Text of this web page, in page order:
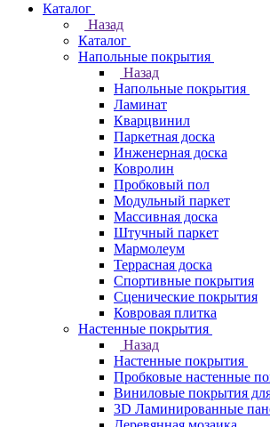
Каталог
Назад
Каталог
Напольные покрытия
Назад
Напольные покрытия
Ламинат
Кварцвинил
Паркетная доска
Инженерная доска
Ковролин
Пробковый пол
Модульный паркет
Массивная доска
Штучный паркет
Мармолеум
Террасная доска
Спортивные покрытия
Сценические покрытия
Ковровая плитка
Настенные покрытия
Назад
Настенные покрытия
Пробковые настенные
Виниловые покрытия
3D Ламинированные